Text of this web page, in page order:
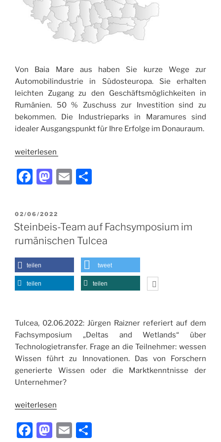
Von Baia Mare aus haben Sie kurze Wege zur
Automobilindustrie in Südosteuropa. Sie erhalten
leichten Zugang zu den Geschäftsmöglichkeiten in
Rumänien. 50 % Zuschuss zur Investition sind zu
bekommen. Die Industrieparks in Maramures sind
idealer Ausgangspunkt für Ihre Erfolge im Donauraum.
weiterlesen
F
c
e
b
o
o
k
M
st
o
d
o
n
E
l
n
VERÖFFENTLICHT
AM
02/06/2022
Steinbeis-Team auf Fachsymposium im
rumänischen Tulcea
teilen tweet
teilen teilen
Tulcea, 02.06.2022: Jürgen Raizner referiert auf dem
Fachsymposium „Deltas and Wetlands“ über
Technologietransfer. Frage an die Teilnehmer: wessen
Wissen führt zu Innovationen. Das von Forschern
generierte Wissen oder die Marktkenntnisse der
Unternehmer?
weiterlesen
F
M E